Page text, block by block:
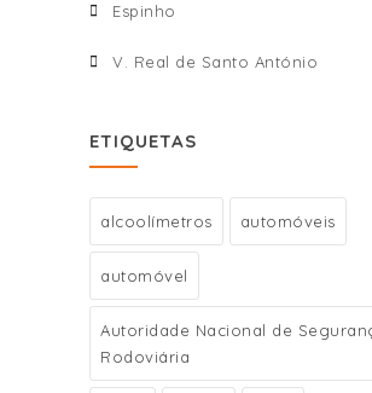
Espinho
V. Real de Santo António
ETIQUETAS
alcoolímetros automóveis
automóvel
Autoridade Nacional de
Rodoviária